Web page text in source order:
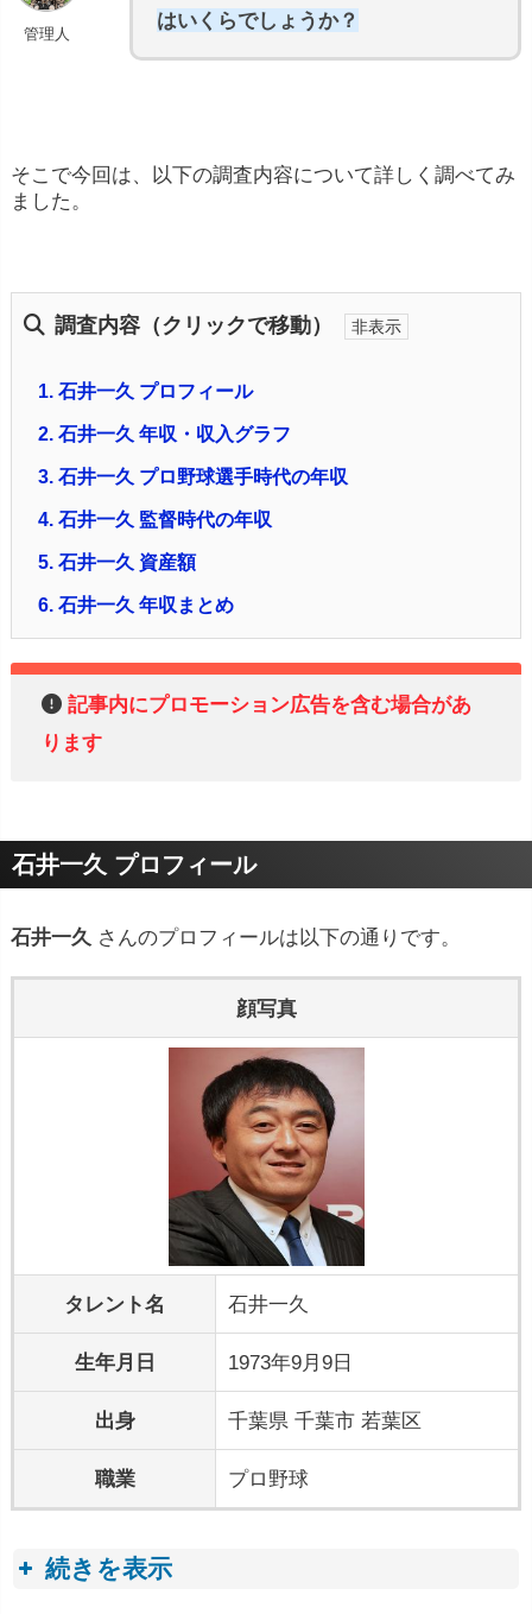
管理人
はいくらでしょうか？
そこで今回は、以下の調査内容について詳しく調べてみ
ました。
調査内容（クリックで移動）
1. 石井一久 プロフィール
2. 石井一久 年収・収入グラフ
3. 石井一久 プロ野球選手時代の年収
4. 石井一久 監督時代の年収
5. 石井一久 資産額
6. 石井一久 年収まとめ
記事内にプロモーション広告を含む場合があ
ります
石井一久 プロフィール
石井一久 さんのプロフィールは以下の通りです。
顔写真
タレント名 石井一久
生年月日 1973年9月9日
出身 千葉県 千葉市 若葉区
職業 プロ野球
続きを表示